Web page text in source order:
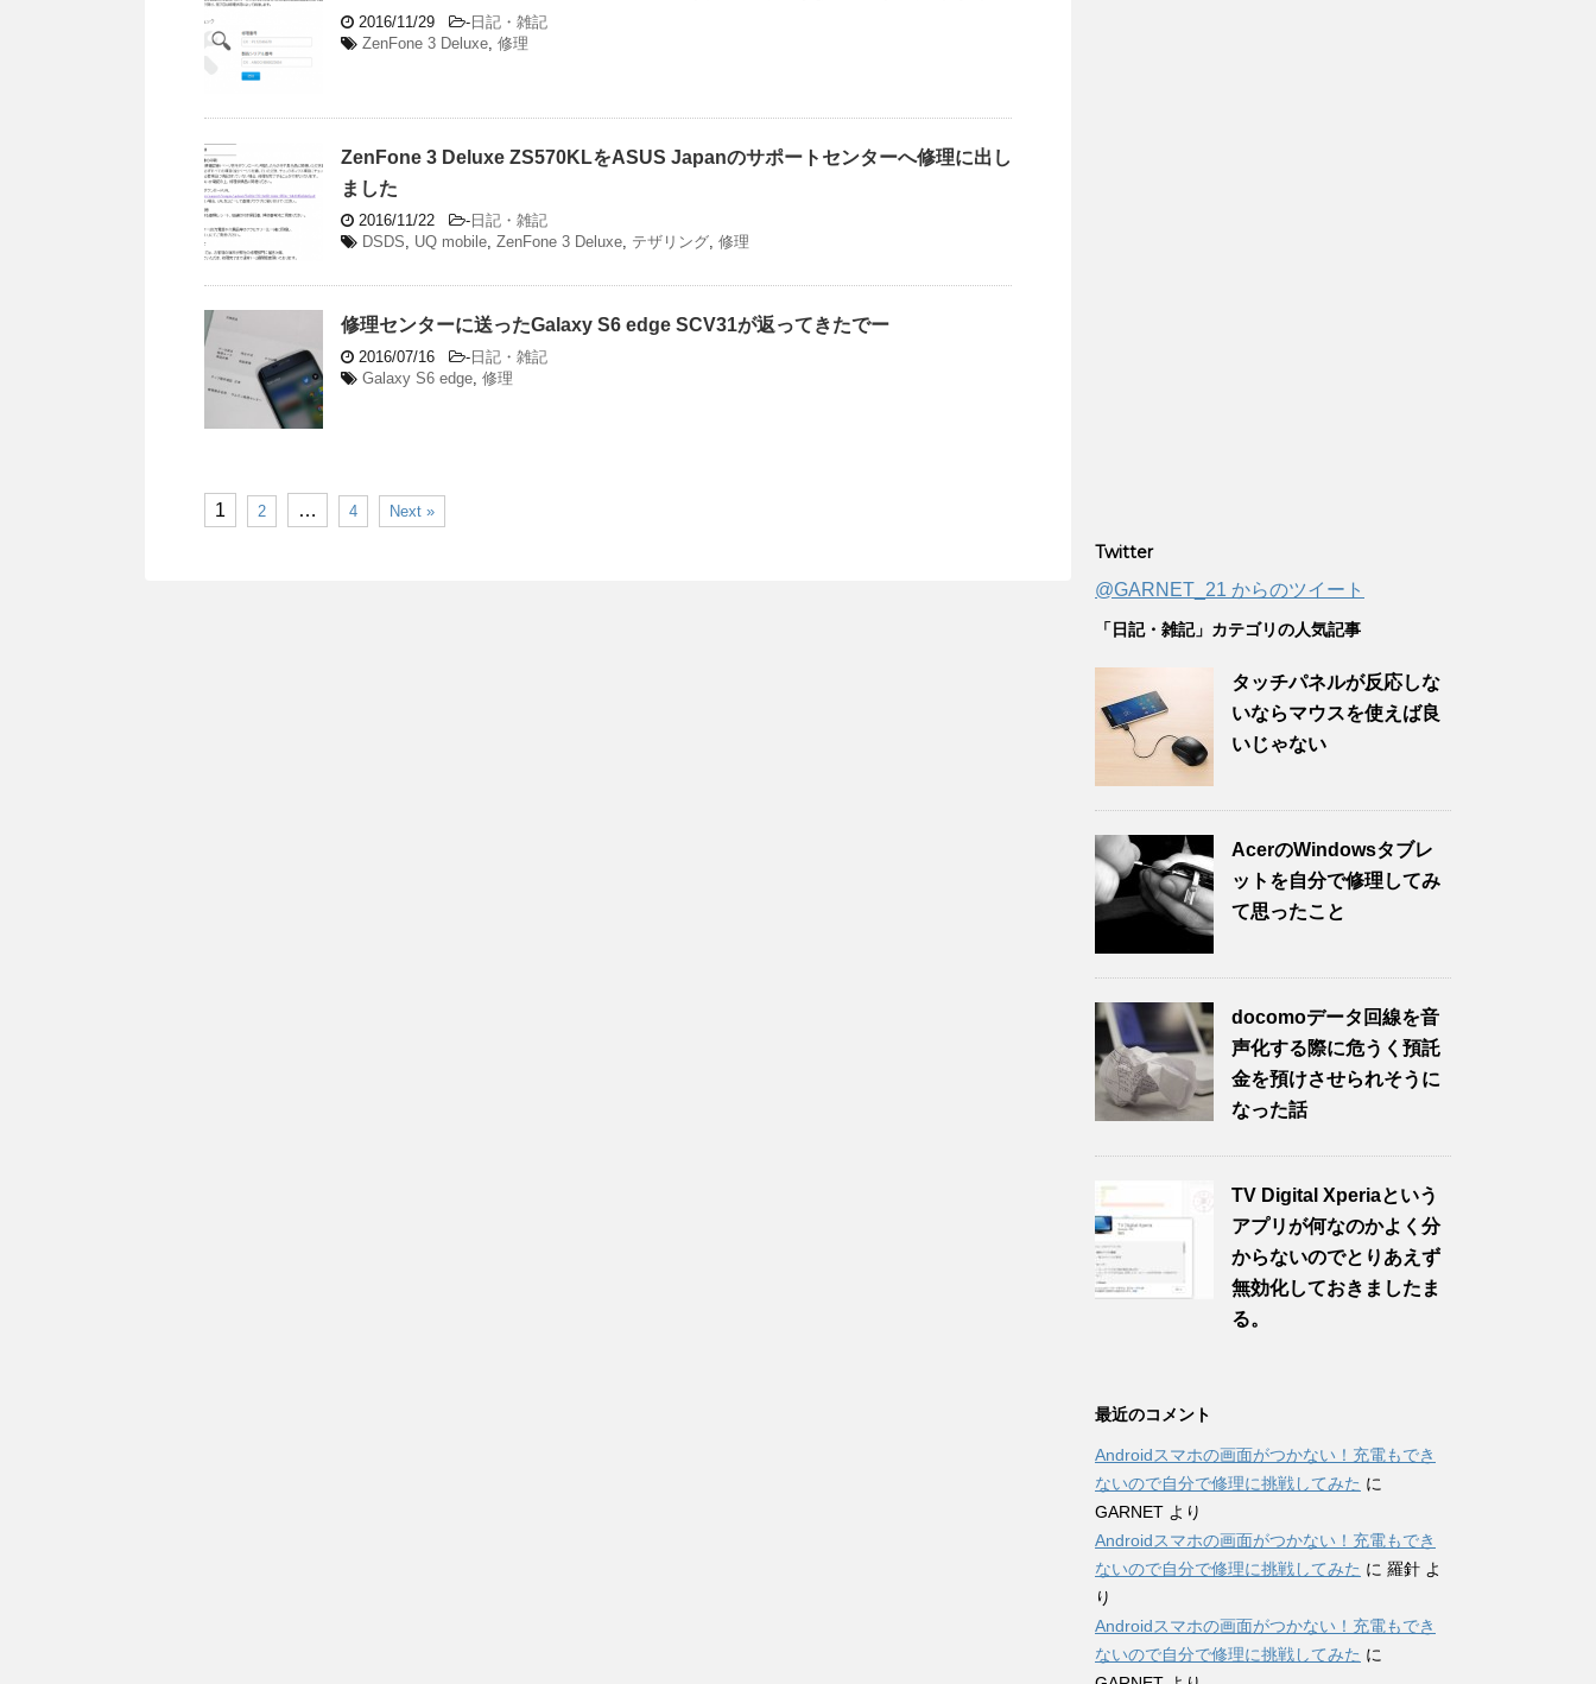
2016/11/29 - 日記・雑記
ZenFone 3 Deluxe 修理
ZenFone 3 Deluxe ZS570KLをASUS Japanのサポートセンターへ修理に出し
ました
2016/11/22 - 日記・雑記
DSDS
UQ mobile ZenFone 3 Deluxe テザリング 修理
修理センターに送ったGalaxy S6 edge SCV31が返ってきたでー
2016/07/16 - 日記・雑記
Galaxy S6 edge 修理
1 2 … 4 Next »
Twitter
@GARNET_21 からのツイート
「日記・雑記」カテゴリの人気記事
タッチパネルが反応しな
いならマウスを使えば良
いじゃない
AcerのWindowsタブレ
ットを自分で修理してみ
て思ったこと
docomoデータ回線を音
声化する際に危うく預託
金を預けさせられそうに
なった話
TV Digital Xperiaという
アプリが何なのかよく分
からないのでとりあえず
無効化しておきましたま
る。
最近のコメント
Androidスマホの画面がつかない！充電もでき
ないので自分で修理に挑戦してみた に
GARNET より
Androidスマホの画面がつかない！充電もでき
ないので自分で修理に挑戦してみた に 羅針 よ
り
Androidスマホの画面がつかない！充電もでき
ないので自分で修理に挑戦してみた に